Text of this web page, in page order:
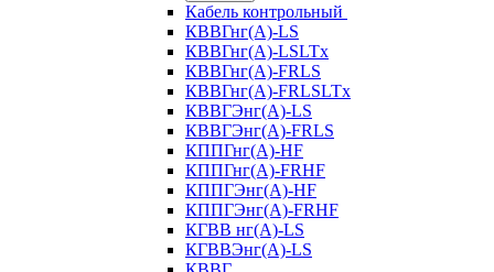
Кабель контрольный
КВВГнг(А)-LS
КВВГнг(А)-LSLTx
КВВГнг(А)-FRLS
КВВГнг(А)-FRLSLTx
КВВГЭнг(А)-LS
КВВГЭнг(А)-FRLS
КППГнг(А)-HF
КППГнг(А)-FRHF
КППГЭнг(А)-HF
КППГЭнг(А)-FRHF
КГВВ нг(А)-LS
КГВВЭнг(А)-LS